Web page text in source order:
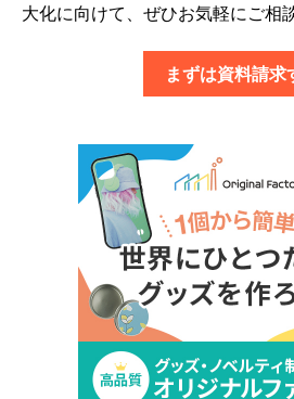
大化に向けて、ぜひお気軽にご相
まずは資料請求